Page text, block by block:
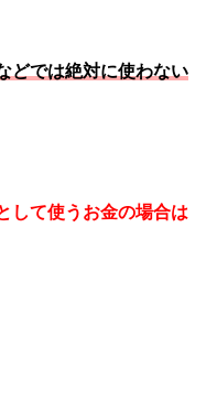
どでは絶対に使わない
して使うお金の場合は